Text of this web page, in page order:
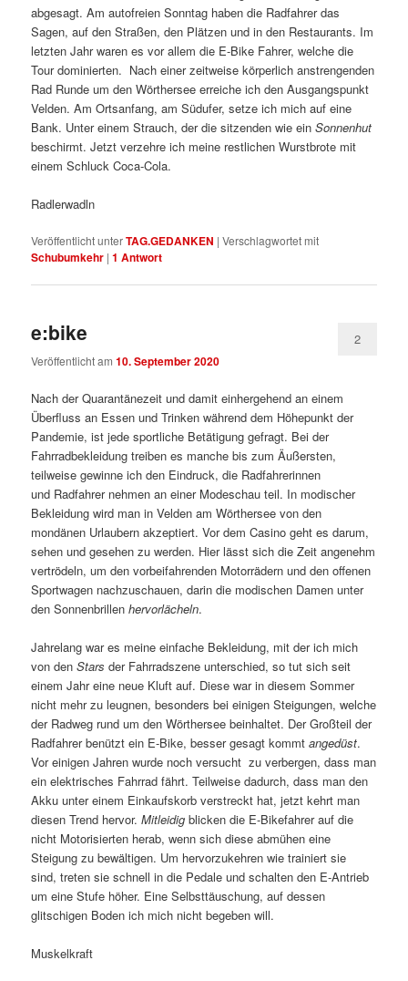
abgesagt. Am autofreien Sonntag haben die Radfahrer das
Sagen, auf den Straßen, den Plätzen und in den Restaurants. Im
letzten Jahr waren es vor allem die E-Bike Fahrer, welche die
Tour dominierten. Nach einer zeitweise körperlich anstrengenden
Rad Runde um den Wörthersee erreiche ich den Ausgangspunkt
Velden. Am Ortsanfang, am Südufer, setze ich mich auf eine
Bank. Unter einem Strauch, der die sitzenden wie einSonnenhut
beschirmt. Jetzt verzehre ich meine restlichen Wurstbrote mit
einem Schluck Coca-Cola.
Radlerwadln
Veröffentlicht unterTAG.GEDANKEN |Verschlagwortet mit
Schubumkehr |1 Antwort
e:bike
Veröffentlicht am10. September 2020
2
Nach der Quarantänezeit und damit einhergehend an einem
Überfluss an Essen und Trinken während dem Höhepunkt der
Pandemie, ist jede sportliche Betätigung gefragt. Bei der
Fahrradbekleidung treiben es manche bis zum Äußersten,
teilweise gewinne ich den Eindruck, die Radfahrerinnen
und Radfahrer nehmen an einer Modeschau teil. In modischer
Bekleidung wird man in Velden am Wörthersee von den
mondänen Urlaubern akzeptiert. Vor dem Casino geht es darum,
sehen und gesehen zu werden. Hier lässt sich die Zeit angenehm
vertrödeln, um den vorbeifahrenden Motorrädern und den offenen
Sportwagen nachzuschauen, darin die modischen Damen unter
den Sonnenbrillenhervorlächeln.
Jahrelang war es meine einfache Bekleidung, mit der ich mich
von denStars der Fahrradszene unterschied, so tut sich seit
einem Jahr eine neue Kluft auf. Diese war in diesem Sommer
nicht mehr zu leugnen, besonders bei einigen Steigungen, welche
der Radweg rund um den Wörthersee beinhaltet. Der Großteil der
Radfahrer benützt ein E-Bike, besser gesagt kommtangedüst.
Vor einigen Jahren wurde noch versucht zu verbergen, dass man
ein elektrisches Fahrrad fährt. Teilweise dadurch, dass man den
Akku unter einem Einkaufskorb verstreckt hat, jetzt kehrt man
diesen Trend hervor.Mitleidig blicken die E-Bikefahrer auf die
nicht Motorisierten herab, wenn sich diese abmühen eine
Steigung zu bewältigen. Um hervorzukehren wie trainiert sie
sind, treten sie schnell in die Pedale und schalten den E-Antrieb
um eine Stufe höher. Eine Selbsttäuschung, auf dessen
glitschigen Boden ich mich nicht begeben will.
Muskelkraft